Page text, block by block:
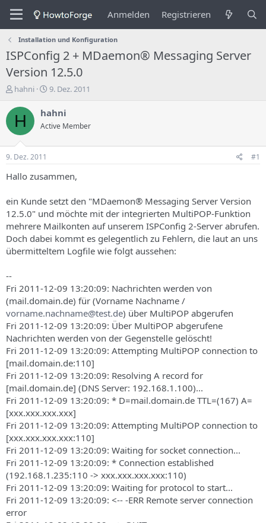
Anmelden Registrieren
Installation und Konfiguration
ISPConfig 2 + MDaemon® Messaging Server
Version 12.5.0
E
s
e
l
e
r
s
T
h
e
m
hahni
E
s
e
n
d
a
t
u
m
9. Dez. 2011
H hahni
Active Member
9. Dez. 2011 #1
Hallo zusammen,
ein Kunde setzt den "MDaemon® Messaging Server Version
12.5.0" und möchte mit der integrierten MultiPOP-Funktion
mehrere Mailkonten auf unserem ISPConfig 2-Server abrufen.
Doch dabei kommt es gelegentlich zu Fehlern, die laut an uns
übermitteltem Logfile wie folgt aussehen:
--
Fri 2011-12-09 13:20:09: Nachrichten werden von
(mail.domain.de) für (Vorname Nachname /
vorname.nachname@test.de) über MultiPOP abgerufen
Fri 2011-12-09 13:20:09: Über MultiPOP abgerufene
Nachrichten werden von der Gegenstelle gelöscht!
Fri 2011-12-09 13:20:09: Attempting MultiPOP connection to
[mail.domain.de:110]
Fri 2011-12-09 13:20:09: Resolving A record for
[mail.domain.de] (DNS Server: 192.168.1.100)...
Fri 2011-12-09 13:20:09: * D=mail.domain.de TTL=(167) A=
[xxx.xxx.xxx.xxx]
Fri 2011-12-09 13:20:09: Attempting MultiPOP connection to
[xxx.xxx.xxx.xxx:110]
Fri 2011-12-09 13:20:09: Waiting for socket connection...
Fri 2011-12-09 13:20:09: * Connection established
(192.168.1.235:110 -> xxx.xxx.xxx.xxx:110)
Fri 2011-12-09 13:20:09: Waiting for protocol to start...
Fri 2011-12-09 13:20:09: <-- -ERR Remote server connection
error